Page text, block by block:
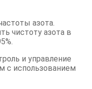
азота.
чистоту азота в
и управление
с использованием